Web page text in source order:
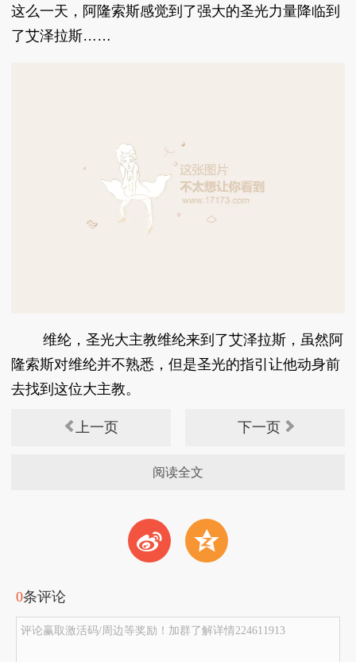
这么一天，阿隆索斯感觉到了强大的圣光力量降临到
了艾泽拉斯……
维纶，圣光大主教维纶来到了艾泽拉斯，虽然阿
隆索斯对维纶并不熟悉，但是圣光的指引让他动身前
去找到这位大主教。
上一页 下一页
阅读全文
t z
0条评论
评论赢取激活码/周边等奖励！加群了解详情224611913